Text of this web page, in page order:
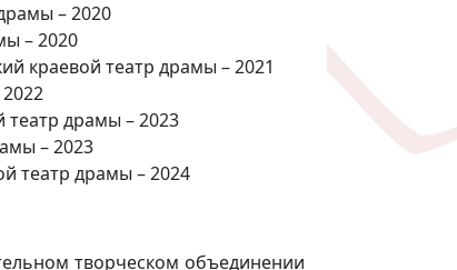
– 2020
– 2020
краевой театр драмы – 2021
театр драмы – 2023
– 2023
театр драмы – 2024
творческом объединении